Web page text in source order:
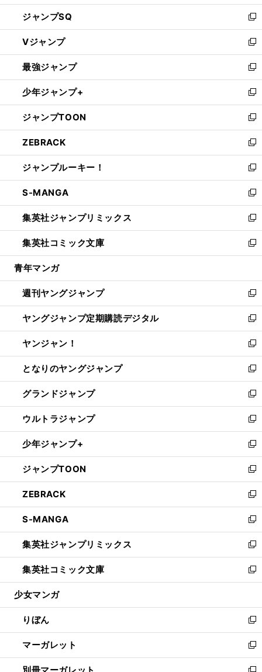
し
い
ウ
ィ
ン
ド
ウ
で
開
く
ジャンプSQ
新
し
い
ウ
ィ
ン
ド
ウ
で
開
く
Vジャンプ
新
し
い
ウ
ィ
ン
ド
ウ
で
開
く
最強ジャンプ
新
し
い
ウ
ィ
ン
ド
ウ
で
開
く
少年ジャンプ+
新
し
い
ウ
ィ
ン
ド
ウ
で
開
く
ジャンプTOON
新
し
い
ウ
ィ
ン
ド
ウ
で
開
く
ZEBRACK
新
し
い
ウ
ィ
ン
ド
ウ
で
開
ジャンプルーキー！
新
し
い
ウ
ィ
ン
ド
ウ
開
く
S-MANGA
新
し
い
ウ
ィ
ン
ウ
で
開
く
集英社ジャンプリミックス
新
し
い
ウ
ン
ド
ウ
で
開
く
集英社コミック文庫
新
し
ウ
ィ
ン
ド
ウ
で
開
く
青年マンガ
週刊ヤングジャンプ
新
し
い
ウ
ィ
ン
ド
ウ
で
開
く
ヤングジャンプ定期購読デジタル
新
し
い
ウ
ィ
ン
ド
ウ
で
開
く
ヤンジャン！
新
し
い
ウ
ィ
ン
ド
ウ
で
開
く
となりのヤングジャンプ
新
し
い
ウ
ィ
ン
ド
ウ
で
開
く
グランドジャンプ
新
し
い
ウ
ィ
ン
ド
ウ
で
開
く
ウルトラジャンプ
新
し
い
ウ
ィ
ン
ド
ウ
で
開
く
少年ジャンプ+
新
し
い
ウ
ィ
ン
ド
ウ
で
開
く
ジャンプTOON
新
し
い
ウ
ィ
ン
ド
ウ
で
開
ZEBRACK
新
し
い
ウ
ィ
ン
ド
ウ
開
く
S-MANGA
新
し
い
ウ
ィ
ン
ウ
で
開
く
集英社ジャンプリミックス
新
し
い
ウ
ン
ド
ウ
で
開
く
集英社コミック文庫
新
し
ウ
ィ
ン
ド
ウ
少女マンガ
りぼん
新
し
い
ウ
マーガレット
新
し